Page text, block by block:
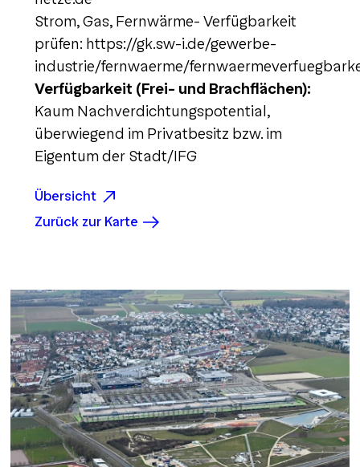
Strom, Gas, Fernwärme- Verfügbarkeit
prüfen: https://gk.sw-i.de/gewerbe-
industrie/fernwaerme/
Verfügbarkeit (Frei- und Brachflächen):
Kaum Nachverdichtungspotential,
überwiegend im Privatbesitz bzw. im
Eigentum der Stadt/IFG
Übersicht
Zurück zur Karte